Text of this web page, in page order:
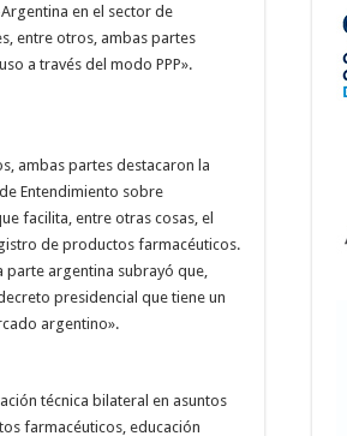
en el sector de
entre otros, ambas partes
a través del modo PPP».
ambas partes destacaron la
Entendimiento sobre
facilita, entre otras cosas, el
de productos farmacéuticos.
parte argentina subrayó que,
presidencial que tiene un
argentino».
técnica bilateral en asuntos
farmacéuticos, educación